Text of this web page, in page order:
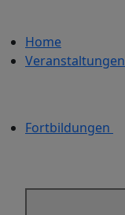
Home
Veranstaltungen
Fortbildungen